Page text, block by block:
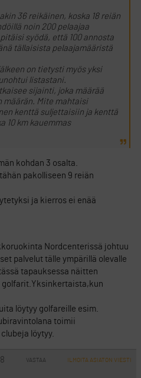
36 reikäinen, koska 18 reiän
noin 200 pelaajaa
syödä, että 100 annosta
tällaisista pelaajamääristä
on tietysti myös yksi
listastani.
sijainti, joka määrää
määrän. Mite mahtaisi
kenttä suljettaisiin ja kenttä
10 km kauemmas
kohdan 3 osalta.
pakolliseen 9 reiän
ja kierros ei enää
Nordcenterissä johtuu
palvelut tälle ympärillä olevalle
tapauksessa näitten
löytyy golfareille esim.
toimii
löytyy.
VASTAA ILMOITA ASIATON VIESTI